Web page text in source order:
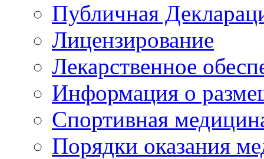
Публичная
Лицензирование
Лекарственное
Информация о
Спортивная
Порядки оказания